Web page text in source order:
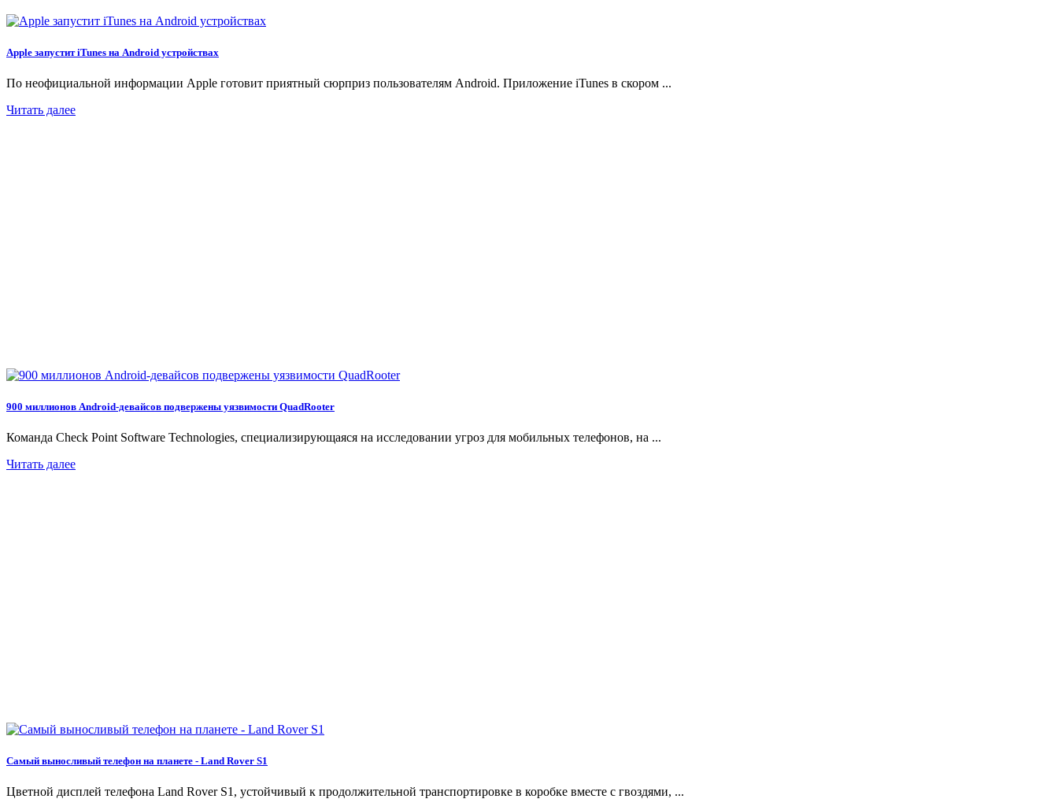
Apple запустит iTunes на Android устройствах
По неофициальной информации Apple готовит приятный сюрприз пользователям Android. Приложение iTunes в скором ...
Читать далее
900 миллионов Android-девайсов подвержены уязвимости QuadRooter
Команда Check Point Software Technologies, специализирующаяся на исследовании угроз для мобильных телефонов, на ...
Читать далее
Самый выносливый телефон на планете - Land Rover S1
Цветной дисплей телефона Land Rover S1, устойчивый к продолжительной транспортировке в коробке вместе с гвоздями, ...